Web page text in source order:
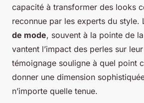
capacité à transformer des looks
reconnue par les experts du style.
de mode, souvent à la pointe de
vantent l’impact des perles sur
témoignage souligne à quel point
donner une dimension
n’importe quelle tenue.